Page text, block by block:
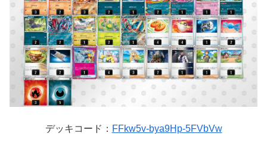
デッキコード： FFkw5v-bya9Hp-5FVbVw